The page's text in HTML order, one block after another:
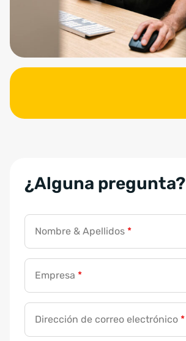
¿Alguna pregunta?
*
m
p
r
a
Nombre & Apellidos *
Empresa *
Dirección de correo electrónico *